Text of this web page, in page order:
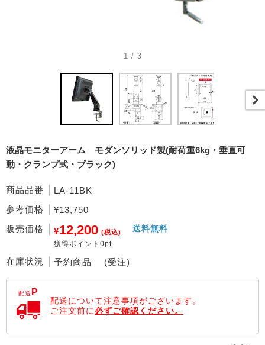
1 / 3
液晶モニターアーム モダンソリッド製(耐荷重6kg・垂直可
動・クランプ式・ブラック)
商品品番
LA-11BK
参考価格
¥13,750
販売価格
¥12,200 (税込)
獲得ポイント0pt
送料無料
在庫状況 予約商品 (受注)
配送 P
配送について注意事項がございます。
ご注文前に 必ずご確認ください。